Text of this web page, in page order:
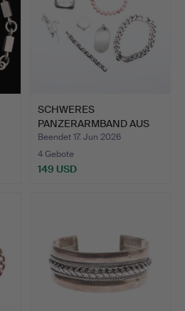
SCHWERES
PANZERARMBAND AUS
SILBER, VESTA-E…
Beendet 17. Jun 2026
4 Gebote
149 USD